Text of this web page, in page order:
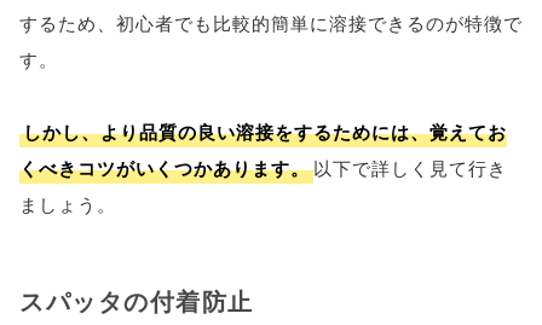
するため、初心者でも比較的簡単に溶接できるのが特徴で
す。
しかし、より品質の良い溶接をするためには、覚えてお
くべきコツがいくつかあります。以下で詳しく見て行き
ましょう。
スパッタの付着防止